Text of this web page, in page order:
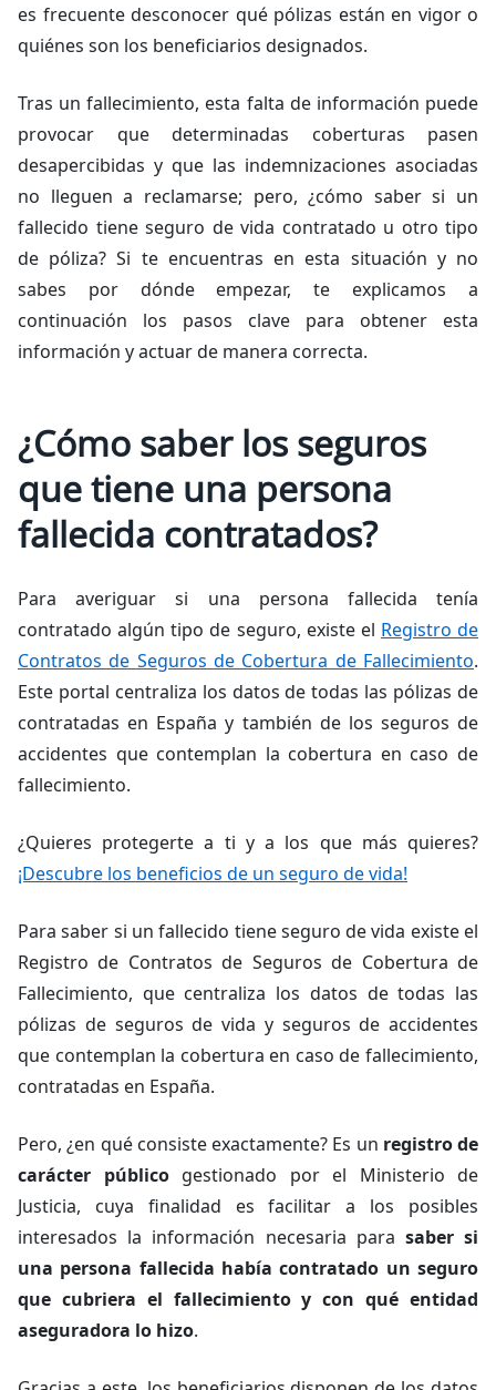
es frecuente desconocer qué pólizas están en vigor o
quiénes son los beneficiarios designados.
Tras un fallecimiento, esta falta de información puede
provocar que determinadas coberturas pasen
desapercibidas y que las indemnizaciones asociadas
no lleguen a reclamarse; pero, ¿cómo saber si un
fallecido tiene seguro de vida contratado u otro tipo
de póliza? Si te encuentras en esta situación y no
sabes por dónde empezar, te explicamos a
continuación los pasos clave para obtener esta
información y actuar de manera correcta.
¿Cómo saber los seguros
que tiene una persona
fallecida contratados?
Para averiguar si una persona fallecida tenía
contratado algún tipo de seguro, existe el Registro de
Contratos de Seguros de Cobertura de Fallecimiento.
Este portal centraliza los datos de todas las pólizas de
contratadas en España y también de los seguros de
accidentes que contemplan la cobertura en caso de
fallecimiento.
¿Quieres protegerte a ti y a los que más quieres?
¡Descubre los beneficios de un seguro de vida!
Para saber si un fallecido tiene seguro de vida existe el
Registro de Contratos de Seguros de Cobertura de
Fallecimiento, que centraliza los datos de todas las
pólizas de seguros de vida y seguros de accidentes
que contemplan la cobertura en caso de fallecimiento,
contratadas en España.
Pero, ¿en qué consiste exactamente? Es un registro de
carácter público gestionado por el Ministerio de
Justicia, cuya finalidad es facilitar a los posibles
interesados la información necesaria para saber si
una persona fallecida había contratado un seguro
que cubriera el fallecimiento y con qué entidad
aseguradora lo hizo.